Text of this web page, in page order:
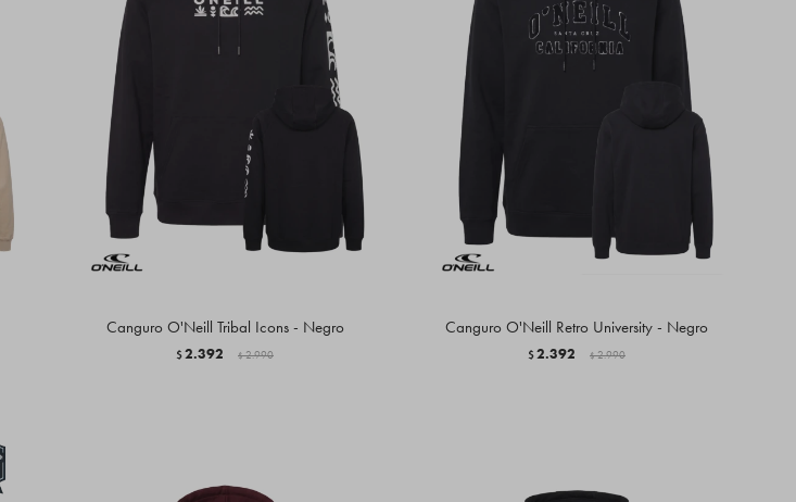
Canguro O'Neill Tribal Icons - Negro
$2.392 $ 2.990
Canguro O'Neill Retro University - Negro
$2.392 $ 2.990